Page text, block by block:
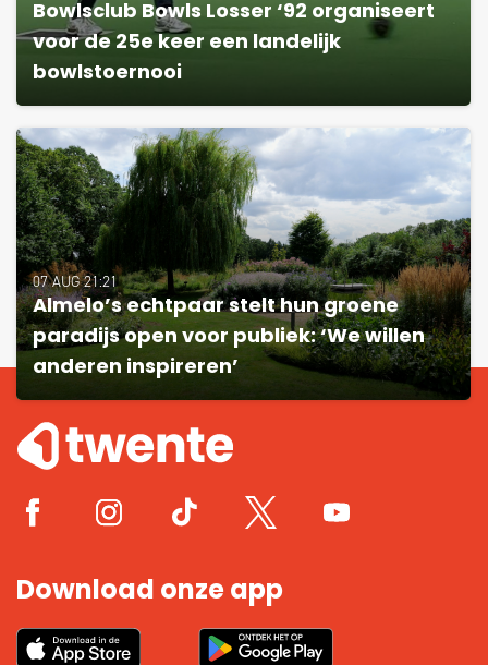
Bowlsclub Bowls Losser ‘92 organiseert
voor de 25e keer een landelijk
bowlstoernooi
07 AUG 21:21
Almelo’s echtpaar stelt hun groene
paradijs open voor publiek: ‘We willen
anderen inspireren’
Download onze app